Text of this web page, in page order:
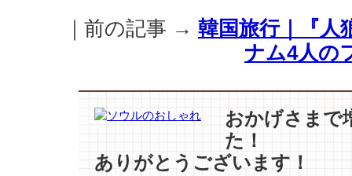
ン
イ・
フ
ヮ
ン】-
｜前の記事 → 韓国旅行｜『人
ナム4人の
おかげさまで
た！
ありがとうございます！